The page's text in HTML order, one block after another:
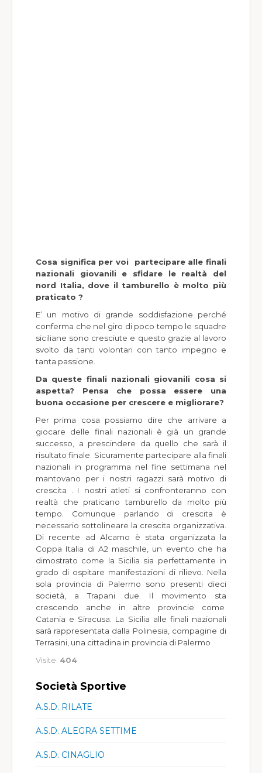
Cosa significa per voi partecipare alle finali
nazionali giovanili e sfidare le realtà del
nord Italia, dove il tamburello è molto più
praticato ?
E’ un motivo di grande soddisfazione perché
conferma che nel giro di poco tempo le squadre
siciliane sono cresciute e questo grazie al lavoro
svolto da tanti volontari con tanto impegno e
tanta passione.
Da queste finali nazionali giovanili cosa si
aspetta? Pensa che possa essere una
buona occasione per crescere e migliorare?
Per prima cosa possiamo dire che arrivare a
giocare delle finali nazionali è già un grande
successo, a prescindere da quello che sarà il
risultato finale. Sicuramente partecipare alla finali
nazionali in programma nel fine settimana nel
mantovano per i nostri ragazzi sarà motivo di
crescita . I nostri atleti si confronteranno con
realtà che praticano tamburello da molto più
tempo. Comunque parlando di crescita è
necessario sottolineare la crescita organizzativa.
Di recente ad Alcamo è stata organizzata la
Coppa Italia di A2 maschile, un evento che ha
dimostrato come la Sicilia sia perfettamente in
grado di ospitare manifestazioni di rilievo. Nella
sola provincia di Palermo sono presenti dieci
società, a Trapani due. Il movimento sta
crescendo anche in altre provincie come
Catania e Siracusa. La Sicilia alle finali nazionali
sarà rappresentata dalla Polinesia, compagine di
Terrasini, una cittadina in provincia di Palermo
Visite: 404
Società Sportive
A.S.D. RILATE
A.S.D. ALEGRA SETTIME
A.S.D. CINAGLIO